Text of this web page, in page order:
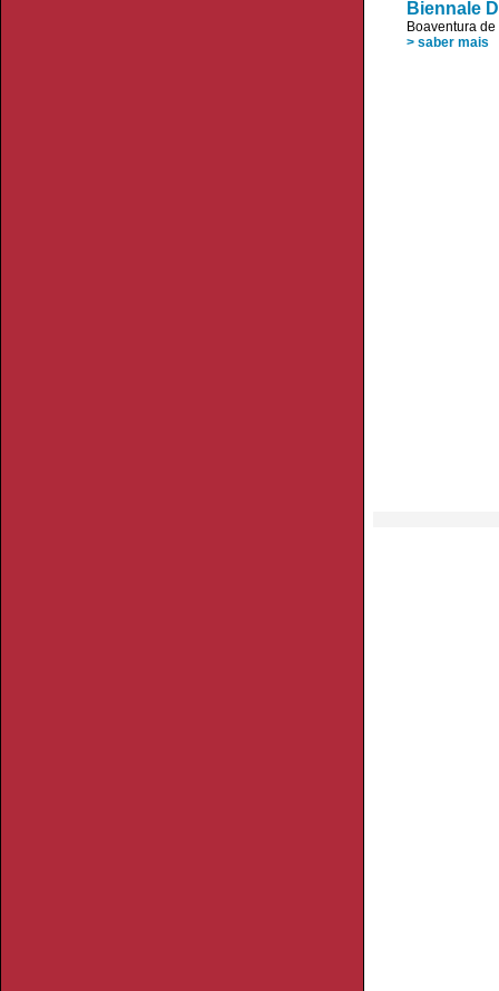
Biennale
Boaventura
> saber mais